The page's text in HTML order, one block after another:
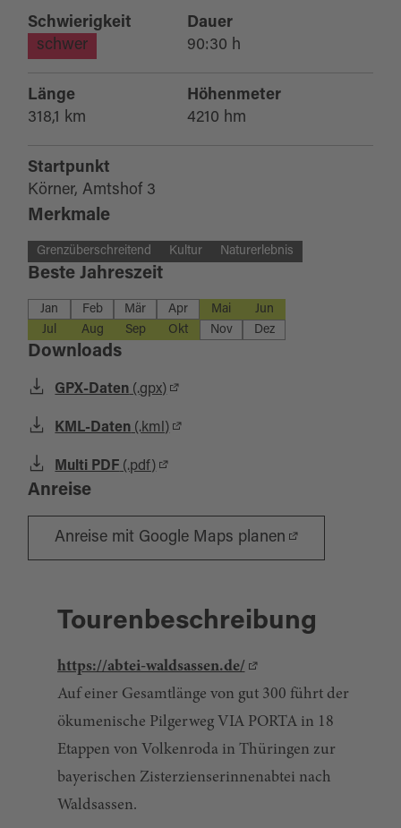
Schwierigkeit
schwer
Dauer
90:30 h
Länge
318,1 km
Höhenmeter
4210 hm
Startpunkt
Körner, Amtshof 3
Merkmale
Grenzüberschreitend Kultur Naturerlebnis
Beste Jahreszeit
Jan Feb Mär Apr Mai
Jun
Jul
Aug Sep Okt Nov Dez
Downloads
GPX-Daten (.gpx)
KML-Daten (.kml)
Multi PDF (.pdf)
Anreise
Anreise mit Google Maps planen
Tourenbeschreibung
https://abtei-waldsassen.de/
Auf einer Gesamtlänge von gut 300 führt der
ökumenische Pilgerweg VIA PORTA in 18
Etappen von Volkenroda in Thüringen zur
bayerischen Zisterzienserinnenabtei nach
Waldsassen.